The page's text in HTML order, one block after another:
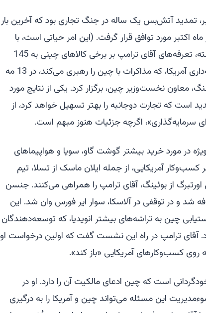
تمدید آتش‌بس یک ساله در جنگ تجاری بود که آخرین بار
اکتبر مورد توافق قرار گرفت. (این امر حیاتی است، با
توجه به اینکه در اوج خود در سال گذشته، تعرفه‌های آقای ترامپ بر برخی کالاهای چینی به 145
درصد رسید.) اسکات بسنت، وزیر خزانه‌داری آمریکا، که مذاکرات با چین را رهبری می‌کند، در 13 مه
معاون نخست‌وزیر چین، برگزار کرد. یکی از نتایج مورد
است که تجارت دوجانبه را بهتر تسهیل خواهد کرد، از
اگرچه جزئیات هنوز مبهم است.
در مورد خرید بیشتر گوشت گاو، سویا و هواپیماهای
آمریکایی، از جمله ایلان ماسک از تسلا، تیم
از بوئینگ، آقای ترامپ را همراهی می‌کنند. جنسن
شد و در توقفی در آلاسکا، سوار ایر فورس وان شد. این
چین به تراشه‌های بیشتر انویدیا، که توسعه‌دهندگان
آقای ترامپ در راه این نشست گفت که اولین درخواست او
روی کسب‌و‌کارهای آمریکایی «باز کند».
است که چین ادعای مالکیت آن را دارد. او در
این مسئله می‌تواند چین و آمریکا را به درگیری